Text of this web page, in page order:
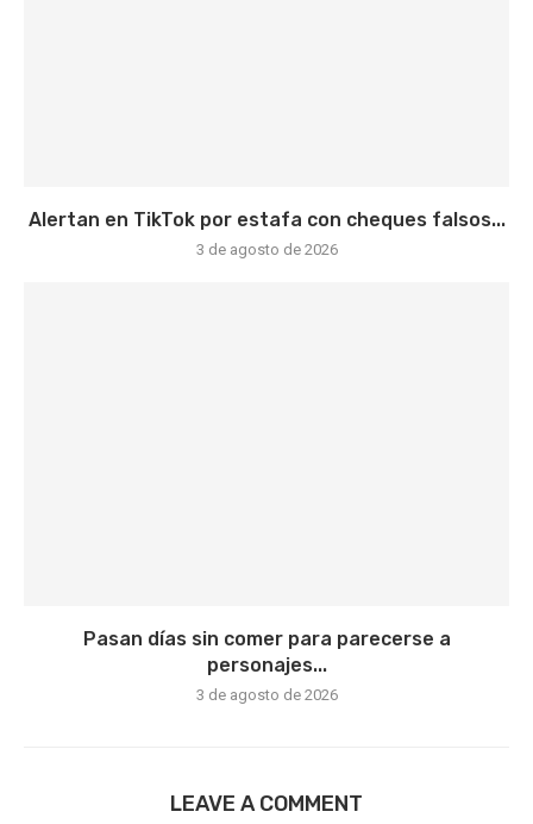
Alertan en TikTok por estafa con cheques falsos...
3 de agosto de 2026
Pasan días sin comer para parecerse a
personajes...
3 de agosto de 2026
LEAVE A COMMENT